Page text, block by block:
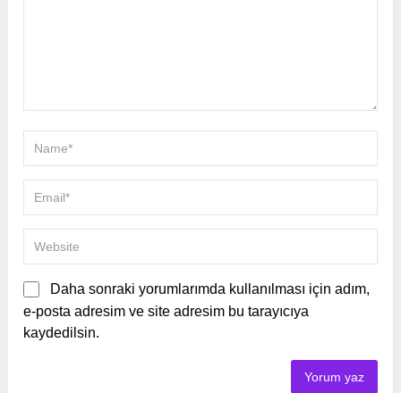
Daha sonraki yorumlarımda kullanılması için adım,
e-posta adresim ve site adresim bu tarayıcıya
kaydedilsin.